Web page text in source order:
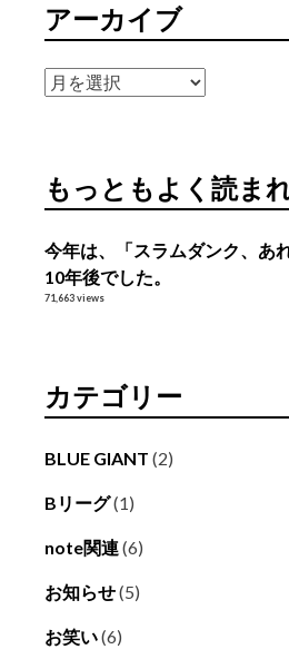
アーカイブ
ア
ブ
もっともよく読ま
今年は、「スラムダンク、あ
10年後でした。
71,663 views
カテゴリー
BLUE GIANT (2)
Bリーグ(1)
note関連(6)
お知らせ(5)
お笑い(6)